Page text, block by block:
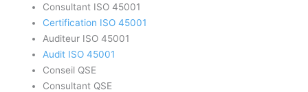
Consultant ISO 45001
Certification ISO 45001
Auditeur ISO 45001
Audit ISO 45001
Conseil QSE
Consultant QSE